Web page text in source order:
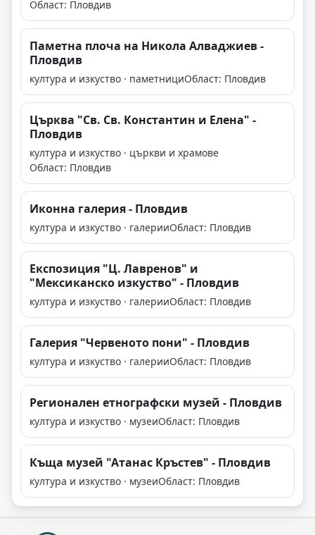
Област: Пловдив
Паметна плоча на Никола Алваджиев -
Пловдив
култура и изкуство · паметнициОбласт: Пловдив
Църква "Св. Св. Константин и Елена" -
Пловдив
култура и изкуство · църкви и храмове
Област: Пловдив
Иконна галерия - Пловдив
култура и изкуство · галерииОбласт: Пловдив
Експозиция "Ц. Лавренов" и
"Мексиканско изкуство" - Пловдив
култура и изкуство · галерииОбласт: Пловдив
Галерия "Червеното пони" - Пловдив
култура и изкуство · галерииОбласт: Пловдив
Регионален етнографски музей - Пловдив
култура и изкуство · музеиОбласт: Пловдив
Къща музей "Атанас Кръстев" - Пловдив
култура и изкуство · музеиОбласт: Пловдив